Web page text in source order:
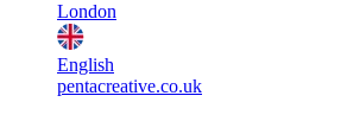
London
English
pentacreative.co.uk